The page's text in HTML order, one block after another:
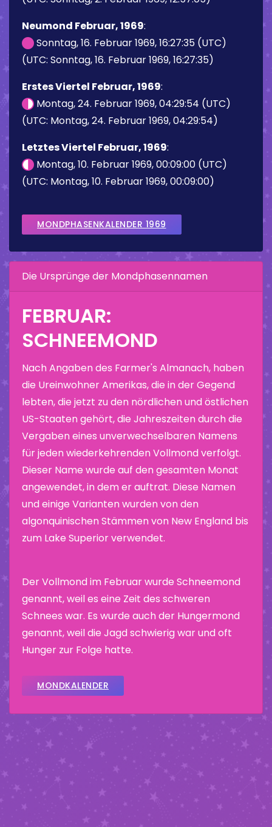
Neumond Februar, 1969:
Sonntag, 16. Februar 1969, 16:27:35 (UTC)
(UTC: Sonntag, 16. Februar 1969, 16:27:35)
Erstes Viertel Februar, 1969:
Montag, 24. Februar 1969, 04:29:54 (UTC)
(UTC: Montag, 24. Februar 1969, 04:29:54)
Letztes Viertel Februar, 1969:
Montag, 10. Februar 1969, 00:09:00 (UTC)
(UTC: Montag, 10. Februar 1969, 00:09:00)
MONDPHASENKALENDER 1969
Die Ursprünge der Mondphasennamen
FEBRUAR:
SCHNEEMOND
Nach Angaben des Farmer's Almanach, haben
die Ureinwohner Amerikas, die in der Gegend
lebten, die jetzt zu den nördlichen und östlichen
US-Staaten gehört, die Jahreszeiten durch die
Vergaben eines unverwechselbaren Namens
für jeden wiederkehrenden Vollmond verfolgt.
Dieser Name wurde auf den gesamten Monat
angewendet, in dem er auftrat. Diese Namen
und einige Varianten wurden von den
algonquinischen Stämmen von New England bis
zum Lake Superior verwendet.
Der Vollmond im Februar wurde Schneemond
genannt, weil es eine Zeit des schweren
Schnees war. Es wurde auch der Hungermond
genannt, weil die Jagd schwierig war und oft
Hunger zur Folge hatte.
MONDKALENDER